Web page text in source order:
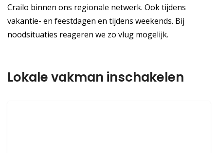
Crailo binnen ons regionale netwerk. Ook tijdens
vakantie- en feestdagen en tijdens weekends. Bij
noodsituaties reageren we zo vlug mogelijk.
Lokale vakman inschakelen